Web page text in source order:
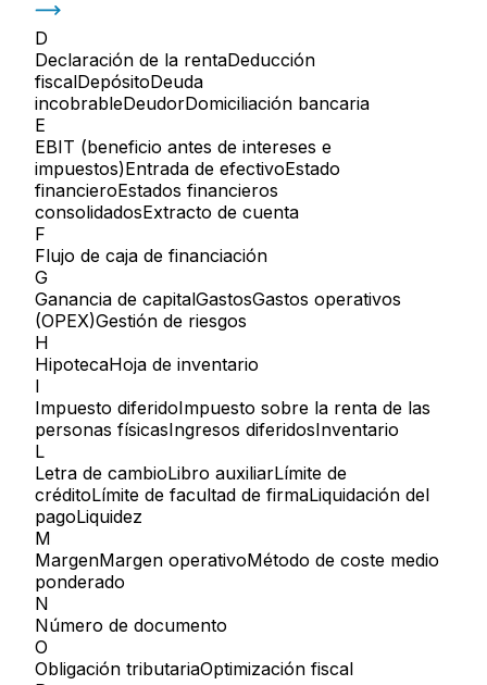
D
Declaración de la rentaDeducción
fiscalDepósitoDeuda
incobrableDeudorDomiciliación bancaria
E
EBIT (beneficio antes de intereses e
impuestos)Entrada de efectivoEstado
financieroEstados financieros
consolidadosExtracto de cuenta
F
Flujo de caja de financiación
G
Ganancia de capitalGastosGastos operativos
(OPEX)Gestión de riesgos
H
HipotecaHoja de inventario
I
Impuesto diferidoImpuesto sobre la renta de las
personas físicasIngresos diferidosInventario
L
Letra de cambioLibro auxiliarLímite de
créditoLímite de facultad de firmaLiquidación del
pagoLiquidez
M
MargenMargen operativoMétodo de coste medio
ponderado
N
Número de documento
O
Obligación tributariaOptimización fiscal